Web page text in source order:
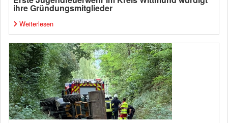
ihre Gründungsmitglieder
Weiterlesen